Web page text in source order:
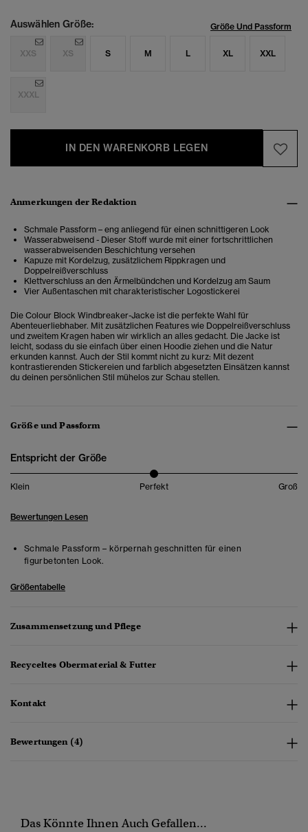
Auswählen Größe: Größe Und Passform
XXS XS S M L XL XXL
XXXL
IN DEN WARENKORB LEGEN
Anmerkungen der Redaktion
Schmale Passform – eng anliegend für einen schnittigeren Look
Wasserabweisend - Dieser Stoff wurde mit einer fortschrittlichen
wasserabweisenden Beschichtung versehen
Kapuze mit Kordelzug, zusätzlichem Rippkragen und
Doppelreißverschluss
Klettverschluss an den Ärmelbündchen und Kordelzug am Saum
Vier Außentaschen mit charakteristischer Logostickerei
Die Colour Block Windbreaker-Jacke ist die perfekte Wahl für
Abenteuerliebhaber. Mit zusätzlichen Features wie Doppelreißverschluss
und zweitem Kragen haben wir wirklich an alles gedacht. Die Jacke ist
leicht, sodass du sie einfach über einen Hoodie ziehen und die Natur
erkunden kannst. Auch der Stil kommt nicht zu kurz: Mit dezent
kontrastierenden Stickereien und farblich abgesetzten Einsätzen kannst
du deinen persönlichen Stil mühelos zur Schau stellen.
Größe und Passform
Entspricht der Größe
Klein Perfekt Groß
Bewertungen Lesen
Schmale Passform – körpernah geschnitten für einen
figurbetonten Look.
Größentabelle
Zusammensetzung und Pflege
Recyceltes Obermaterial & Futter
Kontakt
Bewertungen (4)
Das Könnte Ihnen Auch Gefallen...